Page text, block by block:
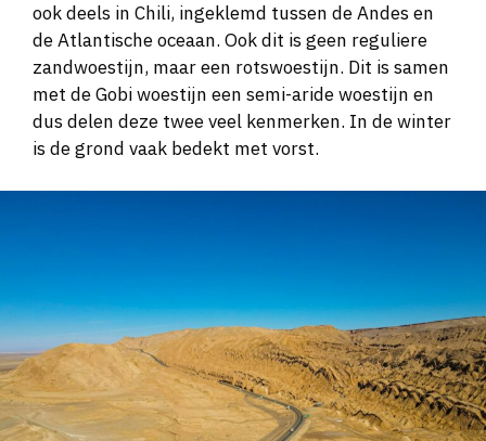
ook deels in Chili, ingeklemd tussen de Andes en
de Atlantische oceaan. Ook dit is geen reguliere
zandwoestijn, maar een rotswoestijn. Dit is samen
met de Gobi woestijn een semi-aride woestijn en
dus delen deze twee veel kenmerken. In de winter
is de grond vaak bedekt met vorst.